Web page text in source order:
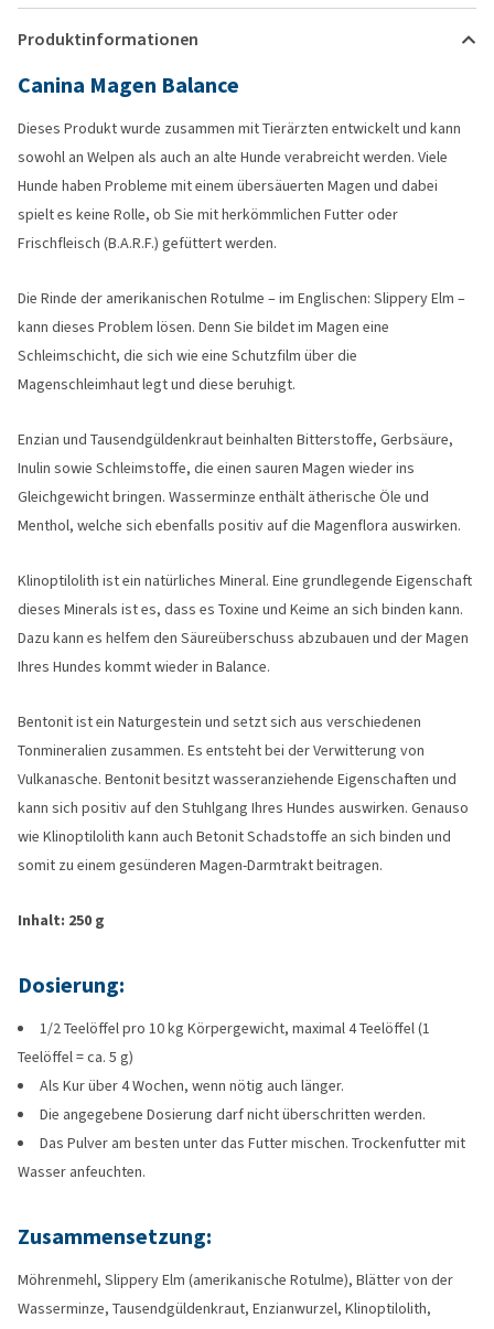
Produktinformationen
Canina Magen Balance
Dieses Produkt wurde zusammen mit Tierärzten entwickelt und kann
sowohl an Welpen als auch an alte Hunde verabreicht werden. Viele
Hunde haben Probleme mit einem übersäuerten Magen und dabei
spielt es keine Rolle, ob Sie mit herkömmlichen Futter oder
Frischfleisch (B.A.R.F.) gefüttert werden.
Die Rinde der amerikanischen Rotulme – im Englischen: Slippery Elm –
kann dieses Problem lösen. Denn Sie bildet im Magen eine
Schleimschicht, die sich wie eine Schutzfilm über die
Magenschleimhaut legt und diese beruhigt.
Enzian und Tausendgüldenkraut beinhalten Bitterstoffe, Gerbsäure,
Inulin sowie Schleimstoffe, die einen sauren Magen wieder ins
Gleichgewicht bringen. Wasserminze enthält ätherische Öle und
Menthol, welche sich ebenfalls positiv auf die Magenflora auswirken.
Klinoptilolith ist ein natürliches Mineral. Eine grundlegende Eigenschaft
dieses Minerals ist es, dass es Toxine und Keime an sich binden kann.
Dazu kann es helfem den Säureüberschuss abzubauen und der Magen
Ihres Hundes kommt wieder in Balance.
Bentonit ist ein Naturgestein und setzt sich aus verschiedenen
Tonmineralien zusammen. Es entsteht bei der Verwitterung von
Vulkanasche. Bentonit besitzt wasseranziehende Eigenschaften und
kann sich positiv auf den Stuhlgang Ihres Hundes auswirken. Genauso
wie Klinoptilolith kann auch Betonit Schadstoffe an sich binden und
somit zu einem gesünderen Magen-Darmtrakt beitragen.
Inhalt: 250 g
Dosierung:
1/2 Teelöffel pro 10 kg Körpergewicht, maximal 4 Teelöffel (1
Teelöffel = ca. 5 g)
Als Kur über 4 Wochen, wenn nötig auch länger.
Die angegebene Dosierung darf nicht überschritten werden.
Das Pulver am besten unter das Futter mischen. Trockenfutter mit
Wasser anfeuchten.
Zusammensetzung:
Möhrenmehl, Slippery Elm (amerikanische Rotulme), Blätter von der
Wasserminze, Tausendgüldenkraut, Enzianwurzel, Klinoptilolith,